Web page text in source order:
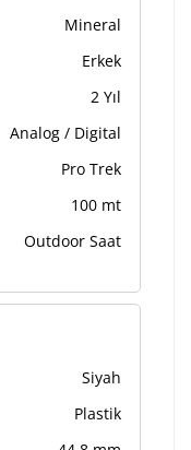
Mineral
Erkek
2 Yıl
Analog / Digital
Pro Trek
100 mt
Outdoor Saat
Siyah
Plastik